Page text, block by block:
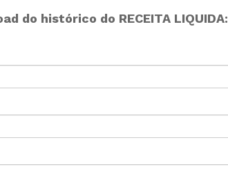
do histórico do RECEITA LIQUIDA: